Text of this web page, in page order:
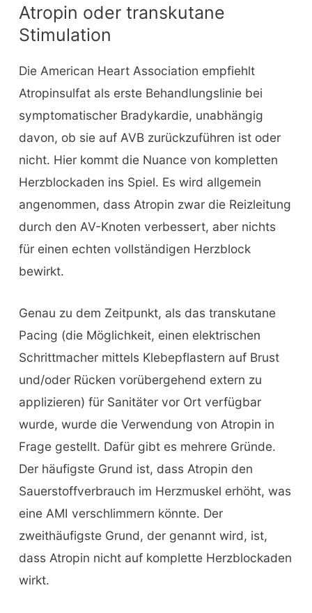
Atropin oder transkutane
Stimulation
Die American Heart Association empfiehlt
Atropinsulfat als erste Behandlungslinie bei
symptomatischer Bradykardie, unabhängig
davon, ob sie auf AVB zurückzuführen ist oder
nicht. Hier kommt die Nuance von kompletten
Herzblockaden ins Spiel. Es wird allgemein
angenommen, dass Atropin zwar die Reizleitung
durch den AV-Knoten verbessert, aber nichts
für einen echten vollständigen Herzblock
bewirkt.
Genau zu dem Zeitpunkt, als das transkutane
Pacing (die Möglichkeit, einen elektrischen
Schrittmacher mittels Klebepflastern auf Brust
und/oder Rücken vorübergehend extern zu
applizieren) für Sanitäter vor Ort verfügbar
wurde, wurde die Verwendung von Atropin in
Frage gestellt. Dafür gibt es mehrere Gründe.
Der häufigste Grund ist, dass Atropin den
Sauerstoffverbrauch im Herzmuskel erhöht, was
eine AMI verschlimmern könnte. Der
zweithäufigste Grund, der genannt wird, ist,
dass Atropin nicht auf komplette Herzblockaden
wirkt.